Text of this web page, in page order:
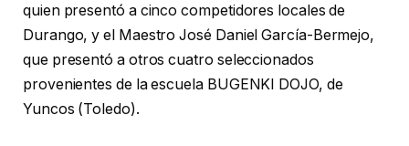
quien presentó a cinco competidores locales de
Durango, y el Maestro José Daniel García-Bermejo,
que presentó a otros cuatro seleccionados
provenientes de la escuela BUGENKI DOJO, de
Yuncos (Toledo).